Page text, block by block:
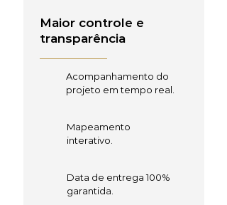
Maior controle e
transparência
Acompanhamento do
projeto em tempo real.
Mapeamento
interativo.
Data de entrega 100%
garantida.